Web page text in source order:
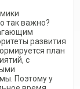
так важно?
развития
план
с
Поэтому у